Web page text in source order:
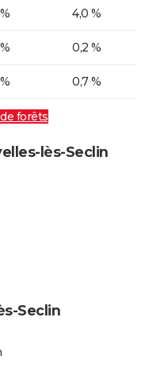
4,0 %
0,2 %
0,7 %
forêts
lès-Seclin
Seclin